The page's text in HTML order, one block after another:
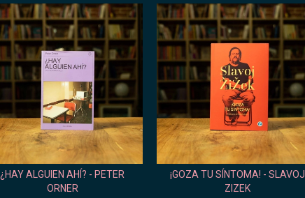
¿HAY ALGUIEN AHÍ? - PETER
ORNER
¡GOZA TU SÍNTOMA! - SLAVOJ
ZIZEK